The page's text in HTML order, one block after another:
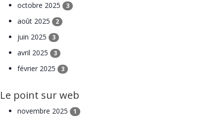
octobre 2025 3
août 2025 2
juin 2025 3
avril 2025 3
février 2025 3
Le point sur web
novembre 2025 1